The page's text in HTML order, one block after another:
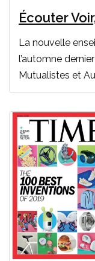
Écouter
La nouvelle
l’automne
Mutualistes et